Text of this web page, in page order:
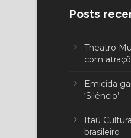
Posts
Theatro
com
Emicida
‘Silêncio’
Itaú
brasileiro